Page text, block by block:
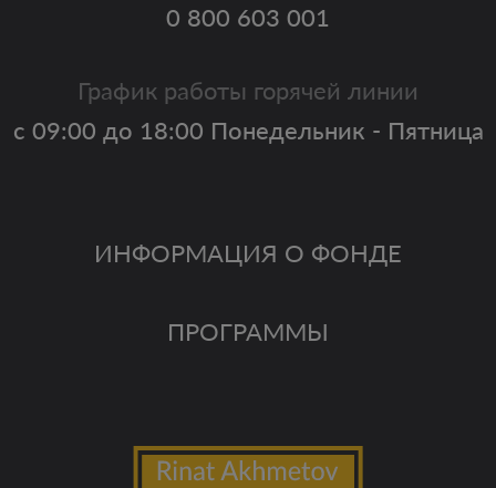
ИНФОРМАЦИЯ О ФОНДЕ
ПРОГРАММЫ
0 800 603 001
График работы горячей линии
с 09:00 до 18:00 Понедельник - Пятница